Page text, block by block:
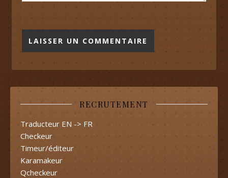
RECRUTEMENT
Traducteur EN -> FR
Checkeur
Timeur/éditeur
Karamakeur
Qcheckeur